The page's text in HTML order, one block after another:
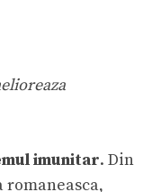
imunitar. Din